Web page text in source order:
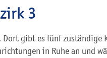
3
gibt es fünf zuständige
in Ruhe an und